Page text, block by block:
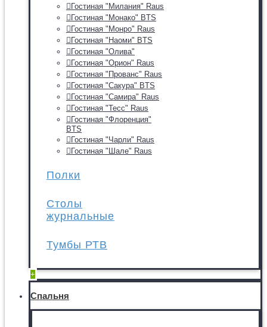
Гостиная "Милания" Raus
Гостиная "Монако" BTS
Гостиная "Монро" Raus
Гостиная "Наоми" BTS
Гостиная "Олива"
Гостиная "Орион" Raus
Гостиная "Прованс" Raus
Гостиная "Сакура" BTS
Гостиная "Самира" Raus
Гостиная "Тесс" Raus
Гостиная "Флоренция"
BTS
Гостиная "Чарли" Raus
Гостиная "Шале" Raus
Полки
Столы
журнальные
Тумбы РТВ
+
Спальня